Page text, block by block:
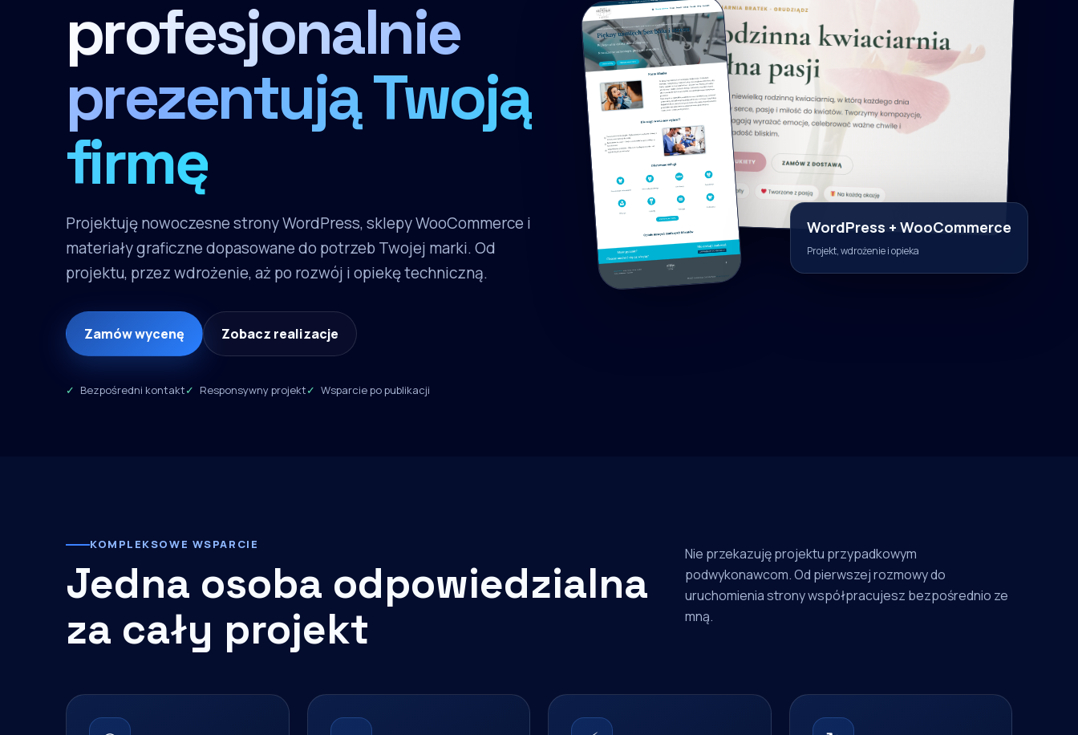
profesjonalnie
prezentują Twoją
firmę
Projektuję nowoczesne strony WordPress, sklepy WooCommerce i
materiały graficzne dopasowane do potrzeb Twojej marki. Od
projektu, przez wdrożenie, aż po rozwój i opiekę techniczną.
Zamów wycenę Zobacz realizacje
Bezpośredni kontakt Responsywny projekt Wsparcie po publikacji
WordPress + WooCommerce
Projekt, wdrożenie i opieka
KOMPLEKSOWE WSPARCIE
Jedna osoba odpowiedzialna
za cały projekt
Nie przekazuję projektu przypadkowym
podwykonawcom. Od pierwszej rozmowy do
uruchomienia strony współpracujesz bezpośrednio ze
mną.